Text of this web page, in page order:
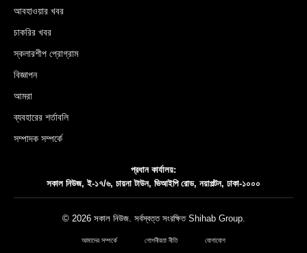
আবহাওয়ার খবর
চাকরির খবর
স্কলারশীপ প্রোগ্রাম
বিজ্ঞাপন
আমরা
ব্যবহারের শর্তাবলি
সম্পাদক সম্পর্কে
প্রধান কার্যালয়:
সকাল নিউজ, ই-১৭/৬, চায়না টাউন, ভিআইপি রোড, নয়াপল্টন, ঢাকা-১০০০
© 2026 সকাল নিউজ. সর্বস্বত্ত সংরক্ষিত Shihab Group.
আমাদের সম্পর্কে গোপনীয়তা নীতি যোগাযোগ